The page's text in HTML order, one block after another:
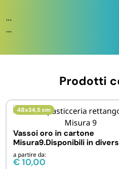
...
...
Prodotti
48x34,5 cm
Vassoi oro in cartone
Misura9.Disponibili in
pezzature
a partire da:
€10,00